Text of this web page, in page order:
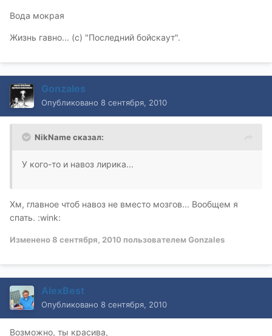
Вода мокрая
Жизнь гавно... (с) "Последний бойскаут".
Gonzales
Опубликовано 8 сентября, 2010
NikName сказал:
У кого-то и навоз лирика...
Хм, главное чтоб навоз не вместо мозгов... Вообщем я
спать. :wink:
Изменено8 сентября, 2010 пользователем Gonzales
AlexBest
Опубликовано 8 сентября, 2010
Возможно, ты красива,